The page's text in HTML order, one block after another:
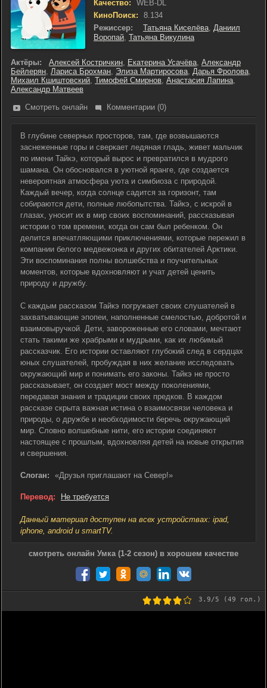
Качество:
WEB-DL
КиноПоиск:
8.134
Режиссер:
Татьяна Киселёва, Даниил
Воропай, Татьяна Викулина
Актёры: Алексей Костричкин, Екатерина Усачёва, Александр
Бейлерян, Лариса Брохман, Элиза Мартиросова, Дарья Фролова,
Михаил Кшиштовский, Тимофей Смирнов, Анастасия Лапина,
Александр Матвеев
Смотреть онлайн
Комментарии (0)
В глубине северных просторов, там, где возвышаются
заснеженные горы и сверкает ледяная гладь, живет мальчик
по имени Тайкэ, который вырос и превратился в мудрого
шамана. Он обосновался в уютной яранге, где создается
невероятная атмосфера уюта и симбиоза с природой.
Каждый вечер, когда солнце садится за горизонт, там
собираются дети, полные любопытства. Тайкэ, с искрой в
глазах, уносит их в мир своих воспоминаний, рассказывая
истории о том времени, когда он сам был ребенком. Он
делится впечатляющими приключениями, которые пережил в
компании белого медвежонка и других обитателей Арктики.
Эти воспоминания полны волшебства и поучительных
моментов, которые вдохновляют и учат детей ценить
природу и дружбу.
С каждым рассказом Тайкэ погружает своих слушателей в
захватывающие эпопеи, наполненные смелостью, добротой и
взаимовыручкой. Дети, завороженные его словами, мечтают
стать такими же храбрыми и мудрыми, как их любимый
рассказчик. Его истории оставляют глубокий след в сердцах
юных слушателей, пробуждая в них желание исследовать
окружающий мир и понимать его законы. Тайкэ не просто
рассказывает, он создает мост между поколениями,
передавая знания и традиции своих предков. В каждом
рассказе скрыта важная истина о взаимосвязи человека и
природы, о дружбе и необходимости беречь окружающий
мир. Словно волшебные нити, его истории соединяют
настоящее с прошлым, вдохновляя детей на новые открытия
и свершения.
Слоган: «Друзья приглашают на Север!»
Перевод: Не требуется
Данный материал доступен на всех устройствах: ipad,
iphone, android и smartTV.
смотреть онлайн Умка (1-2 сезон) в хорошем качестве
3.9/5 (49 гол.)